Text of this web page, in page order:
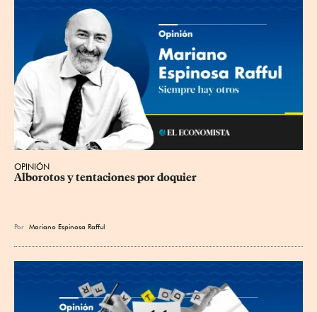
OPINIÓN
Alborotos y tentaciones por doquier
Por Mariano Espinosa Rafful